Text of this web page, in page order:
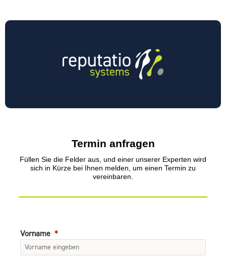
Termin anfragen
Füllen Sie die Felder aus, und einer unserer Experten wird
sich in Kürze bei Ihnen melden, um einen Termin zu
vereinbaren.
Vorname